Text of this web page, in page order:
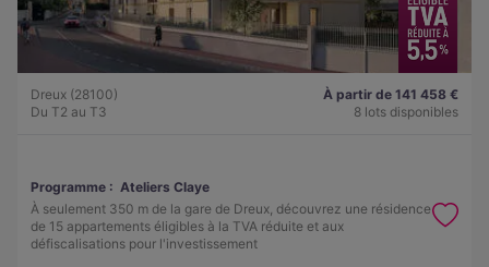
Dreux (28100)
Du T2 au T3
À partir de 141 458 €
8 lots disponibles
Programme : Ateliers Claye
À seulement 350 m de la gare de Dreux, découvrez une résidence
de 15 appartements éligibles à la TVA réduite et aux
défiscalisations pour l'investissement